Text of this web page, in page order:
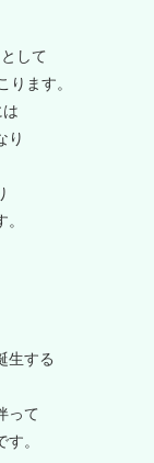
して
ます。
り
生する
って
。